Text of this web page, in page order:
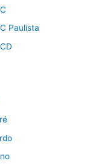
Paulista